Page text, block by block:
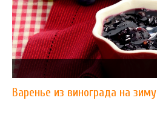
Варенье из винограда на зиму